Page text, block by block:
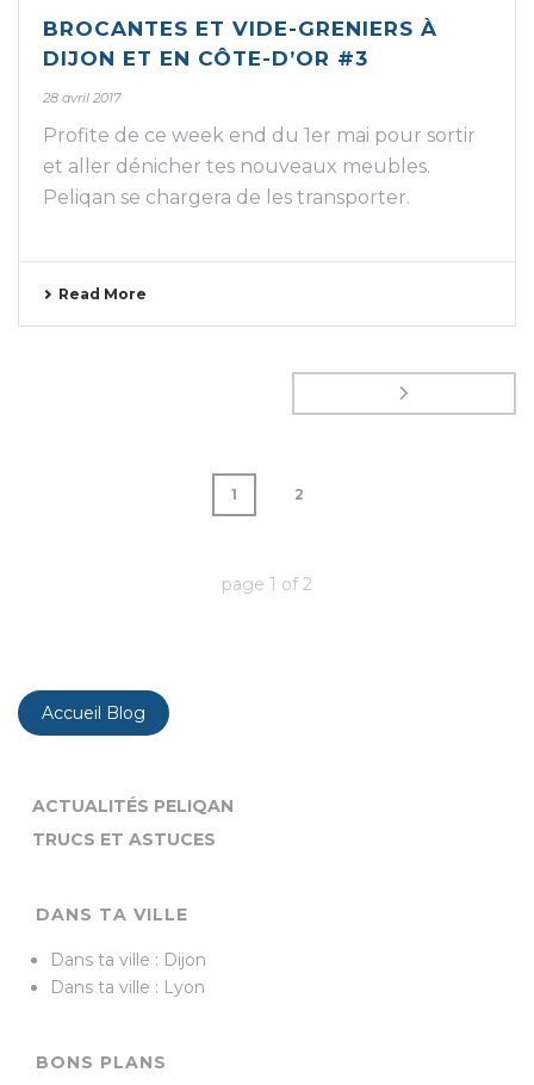
BROCANTES ET VIDE-GRENIERS À
DIJON ET EN CÔTE-D’OR #3
28 avril 2017
Profite de ce week end du 1er mai pour sortir
et aller dénicher tes nouveaux meubles.
Peliqan se chargera de les transporter.
Read More
1 2
page 1 of 2
Accueil Blog
ACTUALITÉS PELIQAN
TRUCS ET ASTUCES
DANS TA VILLE
Dans ta ville : Dijon
Dans ta ville : Lyon
BONS PLANS